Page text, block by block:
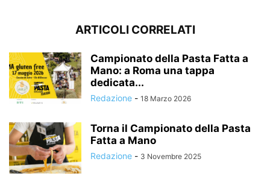
ARTICOLI CORRELATI
Campionato della Pasta Fatta a
Mano: a Roma una tappa
dedicata...
Redazione - 18 Marzo 2026
Torna il Campionato della Pasta
Fatta a Mano
Redazione - 3 Novembre 2025